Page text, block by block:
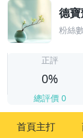
德
粉絲數
正評
0%
總評價 0
首頁主打